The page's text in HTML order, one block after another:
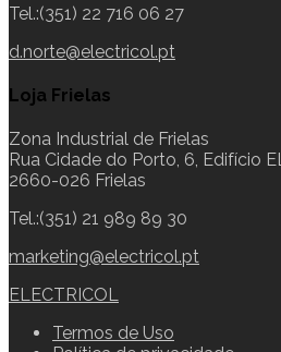
Tel.:(351) 22 716 06 27
d.norte@electricol.pt
Loja Frielas
Zona Industrial de Frielas
Rua Cidade do Porto, 6, Edifício
2660-026 Frielas
Tel.:(351) 21 989 89 30
marketing@electricol.pt
ELECTRICOL
Termos de Uso